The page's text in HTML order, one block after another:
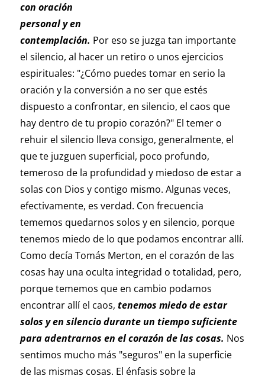
con oración
personal y en
contemplación. Por eso se juzga tan importante
el silencio, al hacer un retiro o unos ejercicios
espirituales: "¿Cómo puedes tomar en serio la
oración y la conversión a no ser que estés
dispuesto a confrontar, en silencio, el caos que
hay dentro de tu propio corazón?" El temer o
rehuir el silencio lleva consigo, generalmente, el
que te juzguen superficial, poco profundo,
temeroso de la profundidad y miedoso de estar a
solas con Dios y contigo mismo. Algunas veces,
efectivamente, es verdad. Con frecuencia
tememos quedarnos solos y en silencio, porque
tenemos miedo de lo que podamos encontrar allí.
Como decía Tomás Merton, en el corazón de las
cosas hay una oculta integridad o totalidad, pero,
porque tememos que en cambio podamos
encontrar allí el caos, tenemos miedo de estar
solos y en silencio durante un tiempo suficiente
para adentrarnos en el corazón de las cosas. Nos
sentimos mucho más "seguros" en la superficie
de las mismas cosas. El énfasis sobre la